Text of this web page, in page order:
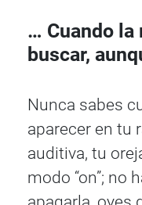
… Cuando la
buscar,
Nunca sabes
aparecer en tu
auditiva, tu
modo “on”; no